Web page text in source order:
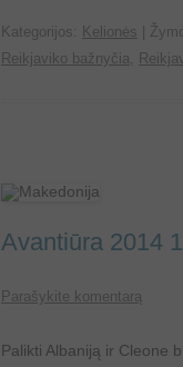
Kategorijos: Kelionės |
Reikjaviko bažnyčia
Avantiūra 2014
Parašykite komentarą
Palikti Albaniją ir Cleone